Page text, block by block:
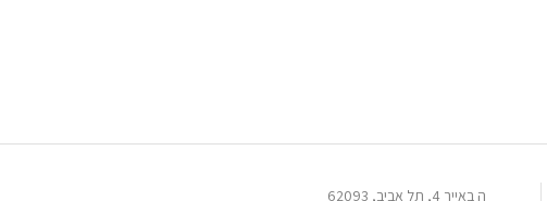
ה באייר 4, תל אביב, 62093